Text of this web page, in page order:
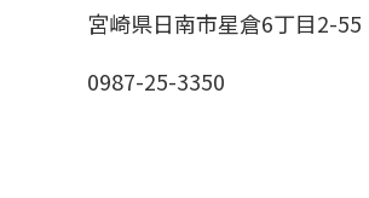
宮崎県日南市星倉6丁目2-55
0987-25-3350